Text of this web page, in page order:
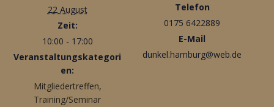
22 August
Zeit:
10:00 - 17:00
Veranstaltungskategori
en:
Mitgliedertreffen,
Training/Seminar
Telefon
0175 6422889
E-Mail
dunkel.hamburg@web.de